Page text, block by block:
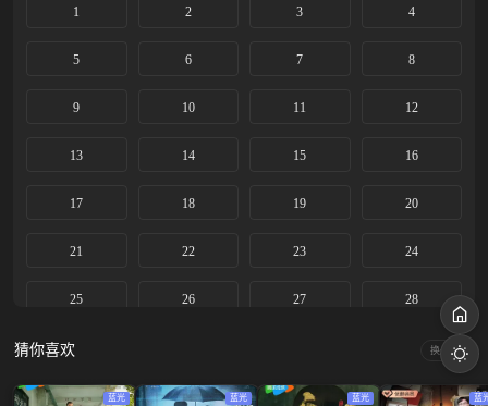
1 2 3 4
5 6 7 8
9 10 11 12
13 14 15 16
17 18 19 20
21 22 23 24
25 26 27 28
29
猜你喜欢 换一换
蓝光 蓝光 蓝光 蓝